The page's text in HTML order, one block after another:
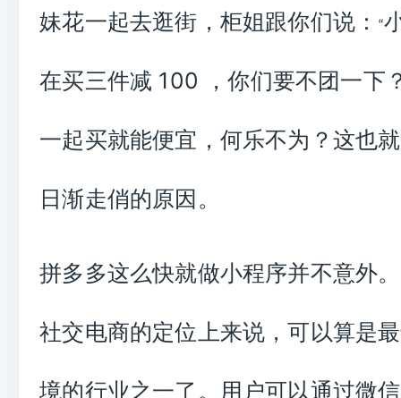
妹花一起去逛街，柜姐跟你们说： “
在买三件减 100 ，你们要不团一下
一起买就能便宜，何乐不为？这也
日渐走俏的原因。
拼多多这么快就做小程序并不意外
社交电商的定位上来说，可以算是
境的行业之一了。用户可以通过微